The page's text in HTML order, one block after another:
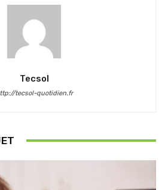
Tecsol
tecsol-quotidien.fr